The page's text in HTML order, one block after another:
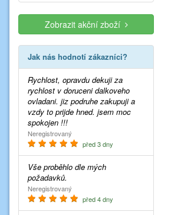
Zobrazit akční zboží
Jak nás hodnotí zákazníci?
Rychlost, opravdu dekuji za
rychlost v doruceni dalkoveho
ovladani. jiz podruhe zakupuji a
vzdy to prijde hned. jsem moc
spokojen !!!
Neregistrovaný
před 3 dny
Vše proběhlo dle mých
požadavků.
Neregistrovaný
před 4 dny